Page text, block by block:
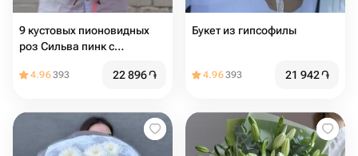
9 кустовых пионовидных
роз Сильва пинк с
4.96393 22 896֏
Букет из гипсофилы
4.96393 21 942֏